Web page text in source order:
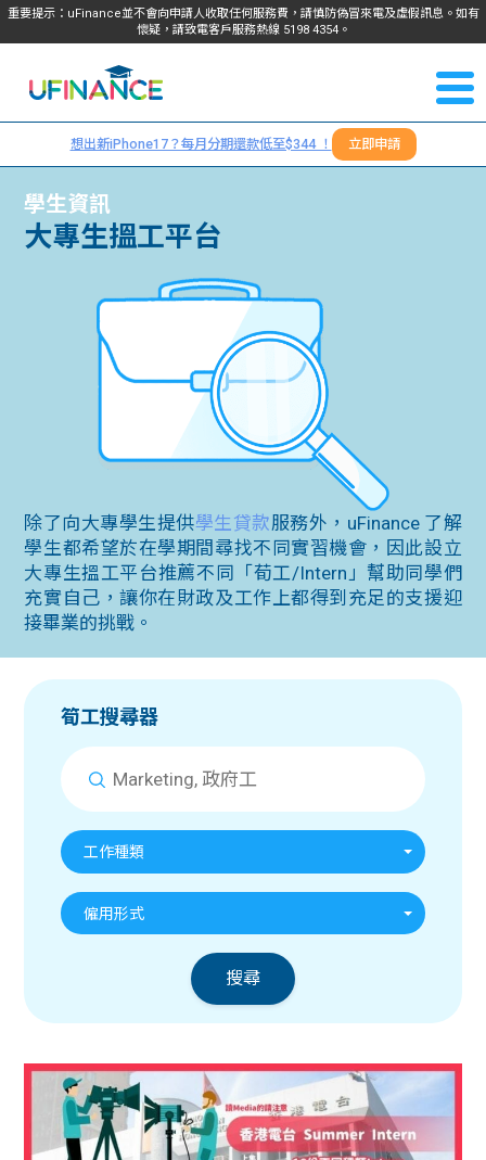
重要提示：uFinance並不會向申請人收取任何服務費，請慎防偽冒來電及虛假訊息。如有
懷疑，請致電客戶服務熱線 5198 4354。
我們
服務
學生
貸款
貸款
機
學生
故事
大學
生學
費貸
款
貸款
機
網上
學生
資訊
Blog
生筍
工推
介
Exc
han
de
校園
常見
學生
福利
uFina
校園
贊助
聯絡
們
＋
想出新iPhone17？每月分期還款低至$344 ！ 立即申請
學生資訊
大專生搵工平台
除了向大專學生提供學生貸款服務外，uFinance 了解
學生都希望於在學期間尋找不同實習機會，因此設立
大專生搵工平台推薦不同「荀工/Intern」幫助同學們
充實自己，讓你在財政及工作上都得到充足的支援迎
接畢業的挑戰。
筍工搜尋器
工作種類
僱用形式
搜尋